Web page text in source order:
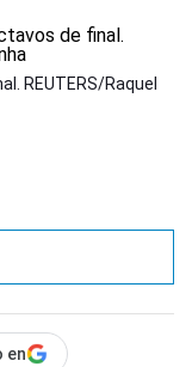
REUTERS/Raquel
en